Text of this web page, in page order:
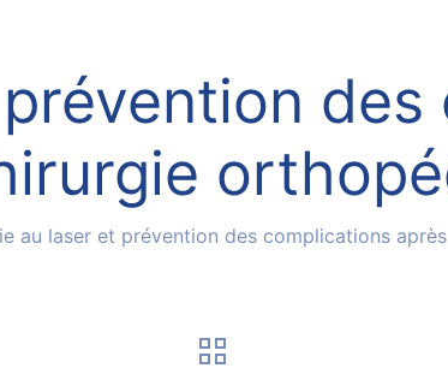
au laser et prévention des complications